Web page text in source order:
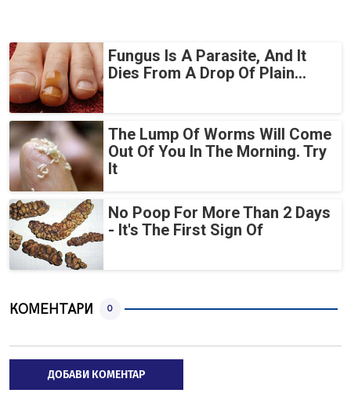
Fungus Is A Parasite, And It
Dies From A Drop Of Plain...
The Lump Of Worms Will Come
Out Of You In The Morning. Try
It
No Poop For More Than 2 Days
- It's The First Sign Of
КОМЕНТАРИ 0
ДОБАВИ КОМЕНТАР